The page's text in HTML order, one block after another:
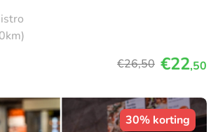
€26,50 €22,50
30% korting